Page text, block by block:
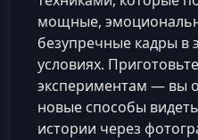
мощные,
безупречные кадры в
условиях.
экспериментам — вы
новые способы
истории через